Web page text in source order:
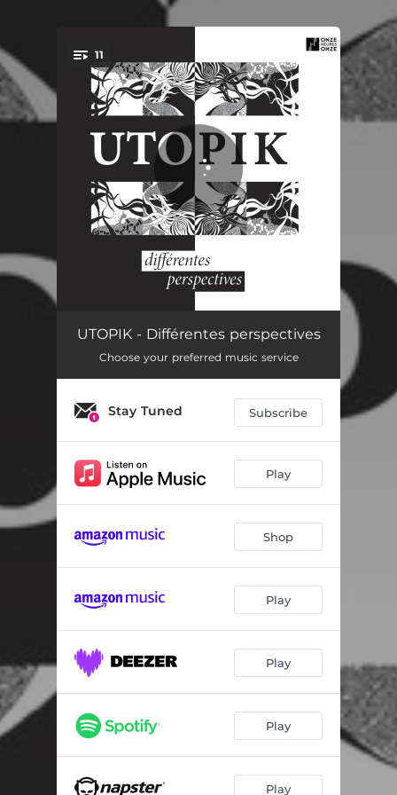
You're all set!
11
Eloge de l'oisiveté 06:09
Xcessiv Patriot 08:33
05:48
Lampedusa
Z.A.D 05:37
Siesta mécanique 06:33
Elastonocturne 06:56
Chronophage 02:44
Charter 05:55
UTOPIK - Différentes perspectives
Choose your preferred music service
Stay Tuned Subscribe
Play
Shop
Play
Play
Play
Play